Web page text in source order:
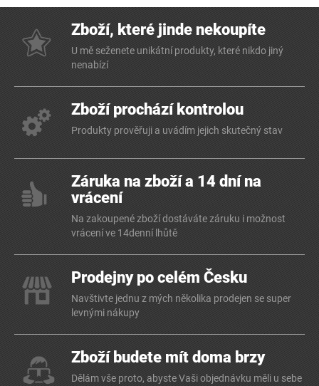
Zboží, které jinde nekoupíte
U mě seženete unikátní produkty, které nikdo jiný
nenabízí
Zboží prochází kontrolou
Produkty prověřuji a uvádím jejich skutečný stav
Záruka na zboží a 14 dní na
vrácení
Na zakoupené zboží dostáváte záruku i možnost
vrácení ve 14denní lhůtě
Prodejny po celém Česku
Navštivte jednu z mých několika prodejen se super
levnými nákupy
Zboží budete mít doma brzy
Dělám vše proto, abyste Vaši objednávku měli u sebe